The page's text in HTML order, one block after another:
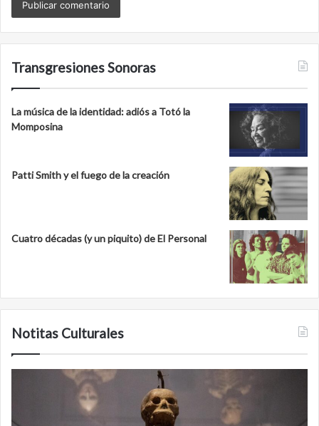
Transgresiones Sonoras
La música de la identidad: adiós a Totó la
Momposina
Patti Smith y el fuego de la creación
Cuatro décadas (y un piquito) de El Personal
Notitas Culturales
Minanbé,
maya